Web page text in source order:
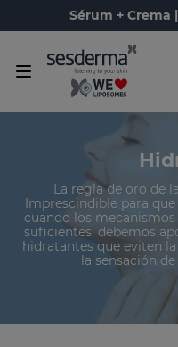
Sérum + Crema
La regla de oro de
Imprescindible para
cuando los
suficientes, debemos
hidratantes que eviten
la sensación